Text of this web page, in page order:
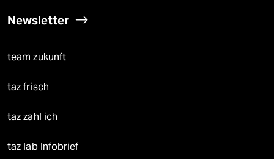
Newsletter
team zukunft
taz frisch
taz zahl ich
taz lab Infobrief